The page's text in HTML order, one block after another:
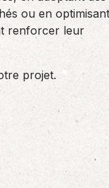
ou en optimisant
renforcer leur
projet.